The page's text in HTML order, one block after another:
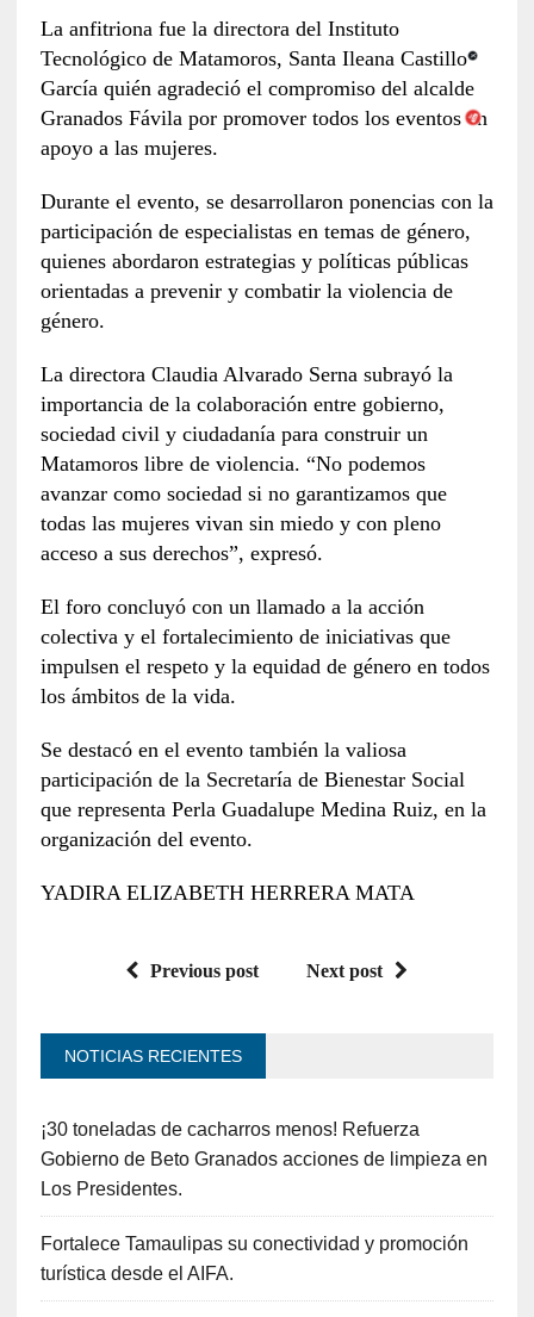
La anfitriona fue la directora del Instituto
Tecnológico de Matamoros, Santa Ileana Castillo
García quién agradeció el compromiso del alcalde
Granados Fávila por promover todos los eventos en
apoyo a las mujeres.
Durante el evento, se desarrollaron ponencias con la
participación de especialistas en temas de género,
quienes abordaron estrategias y políticas públicas
orientadas a prevenir y combatir la violencia de
género.
La directora Claudia Alvarado Serna subrayó la
importancia de la colaboración entre gobierno,
sociedad civil y ciudadanía para construir un
Matamoros libre de violencia. “No podemos
avanzar como sociedad si no garantizamos que
todas las mujeres vivan sin miedo y con pleno
acceso a sus derechos”, expresó.
El foro concluyó con un llamado a la acción
colectiva y el fortalecimiento de iniciativas que
impulsen el respeto y la equidad de género en todos
los ámbitos de la vida.
Se destacó en el evento también la valiosa
participación de la Secretaría de Bienestar Social
que representa Perla Guadalupe Medina Ruiz, en la
organización del evento.
YADIRA ELIZABETH HERRERA MATA
Previous post Next post
NOTICIAS RECIENTES
¡30 toneladas de cacharros menos! Refuerza
Gobierno de Beto Granados acciones de limpieza en
Los Presidentes.
Fortalece Tamaulipas su conectividad y promoción
turística desde el AIFA.